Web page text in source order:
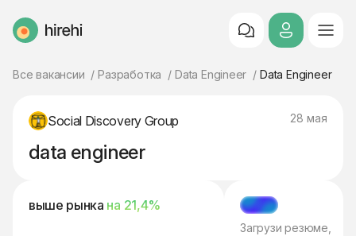
HireHi
Все вакансии Разработка Data Engineer Data Engineer
Social Discovery Group 28 мая
data engineer
выше рынка на 21,4%
МЭТЧ
Загрузи резюме,